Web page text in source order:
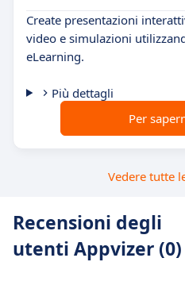
Create presentazioni
video e simulazioni
eLearning.
Più dettagli
Per
Vedere tutte
Recensioni degli
utenti Appvizer (0)